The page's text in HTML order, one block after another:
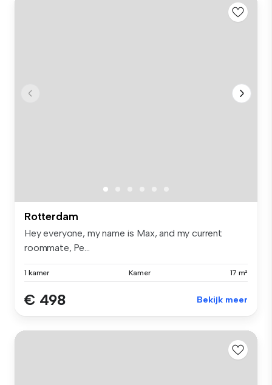
Rotterdam
Hey everyone, my name is Max, and my current
roommate, Pe...
1 kamer Kamer 17 m²
€ 498 Bekijk meer